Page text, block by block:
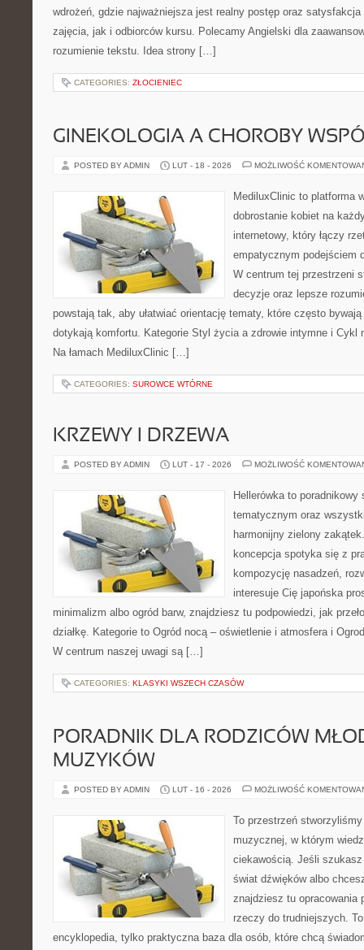
wdrożeń, gdzie najważniejsza jest realny postęp oraz satysfakcja
zajęcia, jak i odbiorców kursu. Polecamy Angielski dla
rozumienie tekstu. Idea strony […]
CATEGORIES: ZŁOCIENIEC
GINEKOLOGIA A CHOROBY
POSTED BY ADMIN LUT - 18 - 2026 MOŻLIWOŚĆ
MediluxClinic to platforma
dobrostanie kobiet na
internetowy, który łączy
empatycznym podejściem
W centrum tej przestrzeni
decyzje oraz lepsze
powstają tak, aby ułatwiać orientację tematy, które często
dotykają komfortu. Kategorie Styl życia a zdrowie intymne i Cykl
Na łamach MediluxClinic […]
CATEGORIES: SUROWCE WTÓRNE
KRZEWY I DRZEWA
POSTED BY ADMIN LUT - 17 - 2026 MOŻLIWOŚĆ
Hellerówka to
tematycznym oraz
harmonijny zielony
koncepcja spotyka się z
kompozycję nasadzeń,
interesuje Cię japońska
minimalizm albo ogród barw, znajdziesz tu podpowiedzi, jak
działkę. Kategorie to Ogród nocą – oświetlenie i atmosfera i
W centrum naszej uwagi są […]
CATEGORIES: KLASYKI WSZECH CZASÓW
PORADNIK DLA RODZICÓW
MUZYKÓW
POSTED BY ADMIN LUT - 16 - 2026 MOŻLIWOŚĆ
To przestrzeń
muzycznej, w którym
ciekawością. Jeśli
świat dźwięków albo
znajdziesz tu opracowania
rzeczy do trudniejszych.
encyklopedia, tylko praktyczna baza dla osób, które chcą